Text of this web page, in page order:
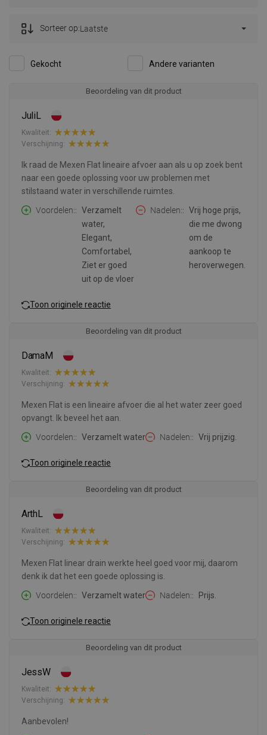
Gekocht Andere varianten
Sorteer op:Laatste
Beoordeling van dit product
JuliL
Kwaliteit:
Verschijning:
Ik raad de Mexen Flat lineaire afvoer aan als u op zoek bent
naar een goede oplossing voor uw problemen met
stilstaand water in verschillende ruimtes.
Voordelen:
Verzamelt
water,
Elegant,
Comfortabel,
Ziet er goed
uit op de vloer
Nadelen:
Vrij hoge prijs,
die me dwong
om de
aankoop te
heroverwegen.
Toon originele reactie
Beoordeling van dit product
DamaM
Kwaliteit:
Verschijning:
Mexen Flat is een lineaire afvoer die al het water zeer goed
opvangt. Ik beveel het aan.
Voordelen:
Verzamelt water Nadelen: Vrij prijzig.
Toon originele reactie
Beoordeling van dit product
ArthL
Kwaliteit:
Verschijning:
Mexen Flat linear drain werkte heel goed voor mij, daarom
denk ik dat het een goede oplossing is.
Voordelen:
Verzamelt water Nadelen: Prijs.
Toon originele reactie
Beoordeling van dit product
JessW
Kwaliteit:
Verschijning:
Aanbevolen!